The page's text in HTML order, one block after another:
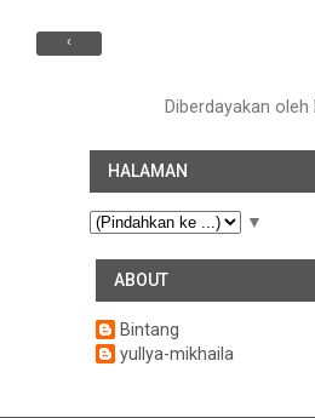
‹
Diberdayakan oleh
HALAMAN
▼
ABOUT
Bintang
yullya-mikhaila